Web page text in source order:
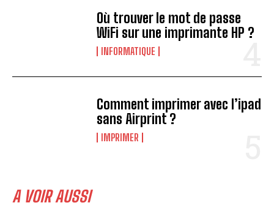
Où trouver le mot de passe
WiFi sur une imprimante HP ?
INFORMATIQUE
Comment imprimer avec l’ipad
sans Airprint ?
IMPRIMER
A VOIR AUSSI